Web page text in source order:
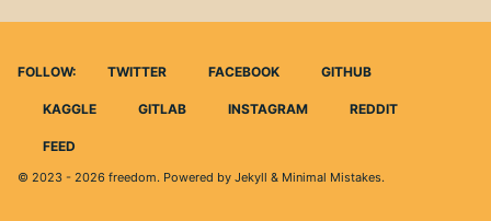
FOLLOW: TWITTER FACEBOOK GITHUB
KAGGLE GITLAB INSTAGRAM REDDIT
FEED
© 2023 - 2026 freedom. Powered by Jekyll & Minimal Mistakes.